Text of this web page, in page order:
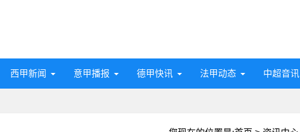
西甲新闻 意甲播报 德甲快讯 法甲动态 中超音讯